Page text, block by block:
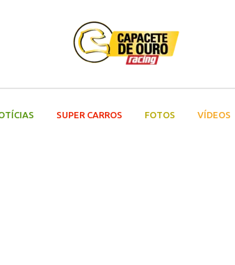
SUPER CARROS FOTOS VÍDEOS